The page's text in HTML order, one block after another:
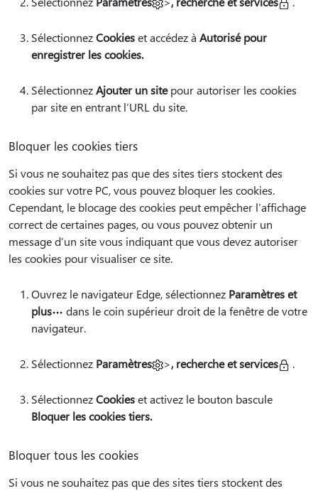
SélectionnezCookieset accédez à Autorisé pour
enregistrer les cookies.
SélectionnezAjouter un sitepour autoriser les cookies
par site en entrant l’URL du site.
Bloquer les cookies tiers
Si vous ne souhaitez pas que des sites tiers stockent des
cookies sur votre PC, vous pouvez bloquer les cookies.
Cependant, le blocage des cookies peut empêcher l’affichage
correct de certaines pages, ou vous pouvez obtenir un
message d’un site vous indiquant que vous devez autoriser
les cookies pour visualiser ce site.
Ouvrez le navigateur Edge, sélectionnez Paramètres et
plus
dans le coin supérieur droit de la fenêtre de votre
navigateur.
Sélectionnez Paramètres >, recherche et services .
SélectionnezCookieset activez le bouton bascule
Bloquer les cookies tiers.
Bloquer tous les cookies
Si vous ne souhaitez pas que des sites tiers stockent des